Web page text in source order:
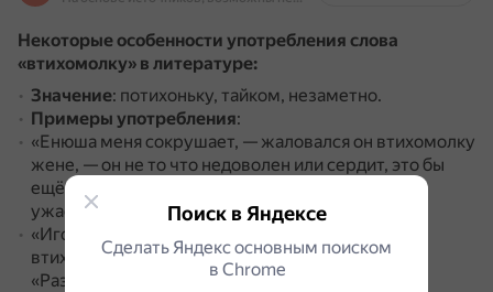
Некоторые особенности употребления слова
«втихомолку» в литературе:
Значение: потихоньку, тайком, незаметно.
Примеры употребления:
«Енюша меня сокрушает, — жаловался он втихомолку
жене, — он не то что недоволен или сердит, это бы
ещё ничего; он огорчён, он грустен — вот что
ужасно» (И. С. Тургенев, «Отцы и дети»).
«Игорь исподлобья наблюдал за своим другом и
втихомолку сравнивал себя с ним» (Караваева,
«Разбег»).
Поиск в Яндексе
Сделать Яндекс основным поиском
в Сhrome